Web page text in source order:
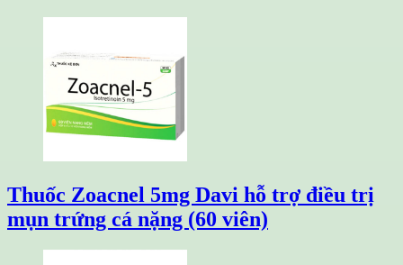
Thuốc Zoacnel 5mg Davi hỗ trợ điều trị
mụn trứng cá nặng (60 viên)